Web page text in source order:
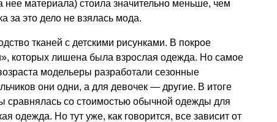
нее материала) стоила значительно меньше, чем
за это дело не взялась мода.
тканей с детскими рисунками. В покрое
которых лишена была взрослая одежда. Но самое
модельеры разработали сезонные
они одни, а для девочек — другие. В итоге
сравнялась со стоимостью обычной одежды для
одежда. Но тут уже, как говорится, все зависит от